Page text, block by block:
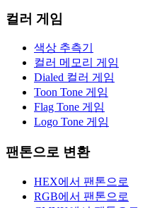
컬러 게임
색상 추측기
컬러 메모리 게임
Dialed 컬러 게임
Toon Tone 게임
Flag Tone 게임
Logo Tone 게임
팬톤으로 변환
HEX에서 팬톤으로
RGB에서 팬톤으로